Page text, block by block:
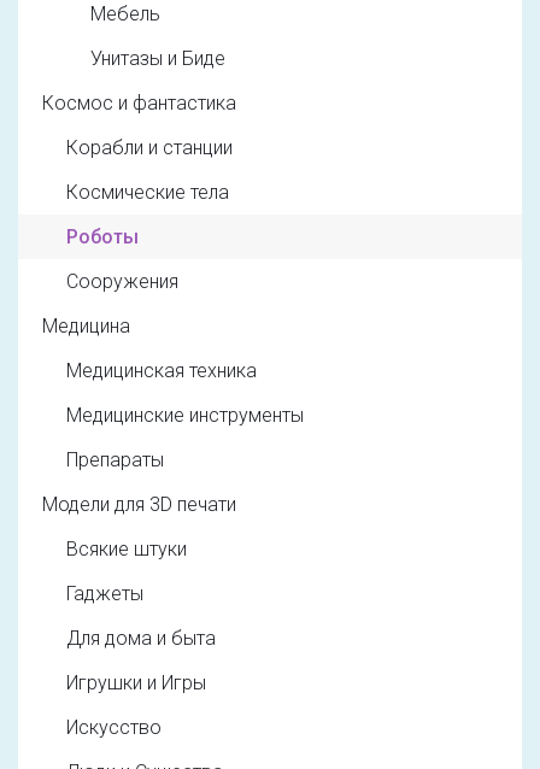
Мебель
Унитазы и Биде
Космос и фантастика
Корабли и станции
Космические тела
Роботы
Сооружения
Медицина
Медицинская техника
Медицинские инструменты
Препараты
Модели для 3D печати
Всякие штуки
Гаджеты
Для дома и быта
Игрушки и Игры
Искусство